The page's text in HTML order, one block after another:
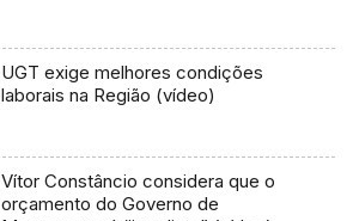
UGT exige melhores condições
laborais na Região (vídeo)
Vítor Constâncio considera que o
orçamento do Governo de